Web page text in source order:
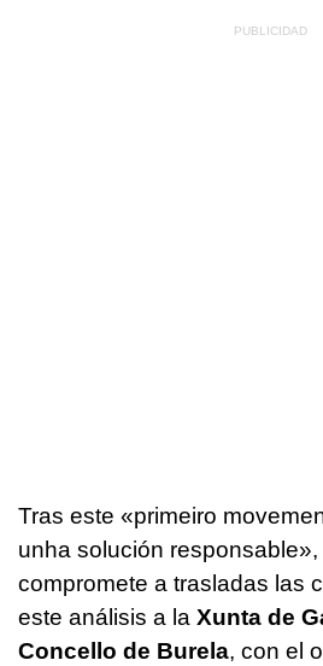
Tras este «primeiro
unha solución responsable»
compromete a trasladas las
este análisis a la Xunta de
Concello de Burela, con el